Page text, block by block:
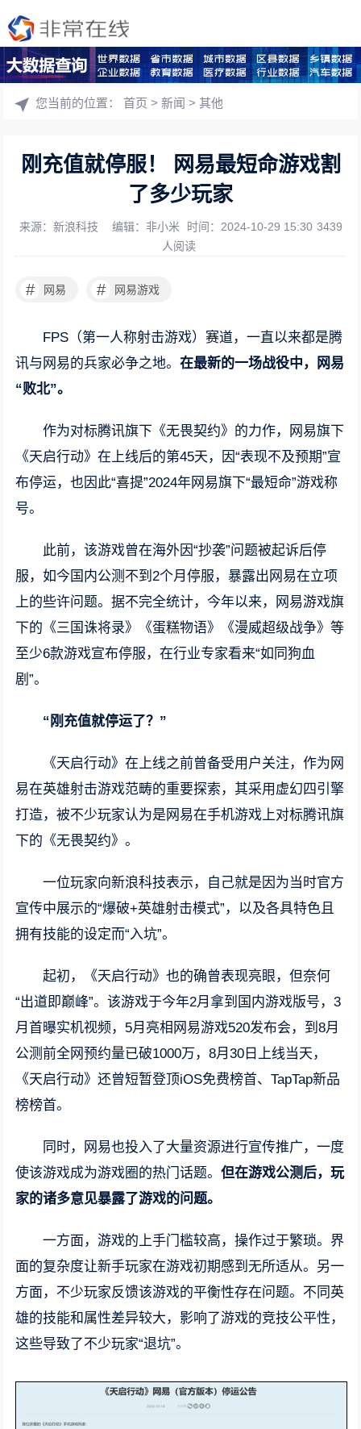
您当前的位置：首页 >新闻 >其他
刚充值就停服！ 网易最短命游戏割
了多少玩家
来源：新浪科技 编辑：非小米 时间：2024-10-29 15:30 3439
人阅读
# 网易 # 网易游戏
FPS（第一人称射击游戏）赛道，一直以来都是腾
讯与网易的兵家必争之地。在最新的一场战役中，网易
“败北”。
作为对标腾讯旗下《无畏契约》的力作，网易旗下
《天启行动》在上线后的第45天，因“表现不及预期”宣
布停运，也因此“喜提”2024年网易旗下“最短命”游戏称
号。
此前，该游戏曾在海外因“抄袭”问题被起诉后停
服，如今国内公测不到2个月停服，暴露出网易在立项
上的些许问题。据不完全统计，今年以来，网易游戏旗
下的《三国诛将录》《蛋糕物语》《漫威超级战争》等
至少6款游戏宣布停服，在行业专家看来“如同狗血
剧”。
“刚充值就停运了？”
《天启行动》在上线之前曾备受用户关注，作为网
易在英雄射击游戏范畴的重要探索，其采用虚幻四引擎
打造，被不少玩家认为是网易在手机游戏上对标腾讯旗
下的《无畏契约》。
一位玩家向新浪科技表示，自己就是因为当时官方
宣传中展示的“爆破+英雄射击模式”，以及各具特色且
拥有技能的设定而“入坑”。
起初，《天启行动》也的确曾表现亮眼，但奈何
“出道即巅峰”。该游戏于今年2月拿到国内游戏版号，3
月首曝实机视频，5月亮相网易游戏520发布会，到8月
公测前全网预约量已破1000万，8月30日上线当天，
《天启行动》还曾短暂登顶iOS免费榜首、TapTap新品
榜榜首。
同时，网易也投入了大量资源进行宣传推广，一度
使该游戏成为游戏圈的热门话题。但在游戏公测后，玩
家的诸多意见暴露了游戏的问题。
一方面，游戏的上手门槛较高，操作过于繁琐。界
面的复杂度让新手玩家在游戏初期感到无所适从。另一
方面，不少玩家反馈该游戏的平衡性存在问题。不同英
雄的技能和属性差异较大，影响了游戏的竞技公平性，
这些导致了不少玩家“退坑”。